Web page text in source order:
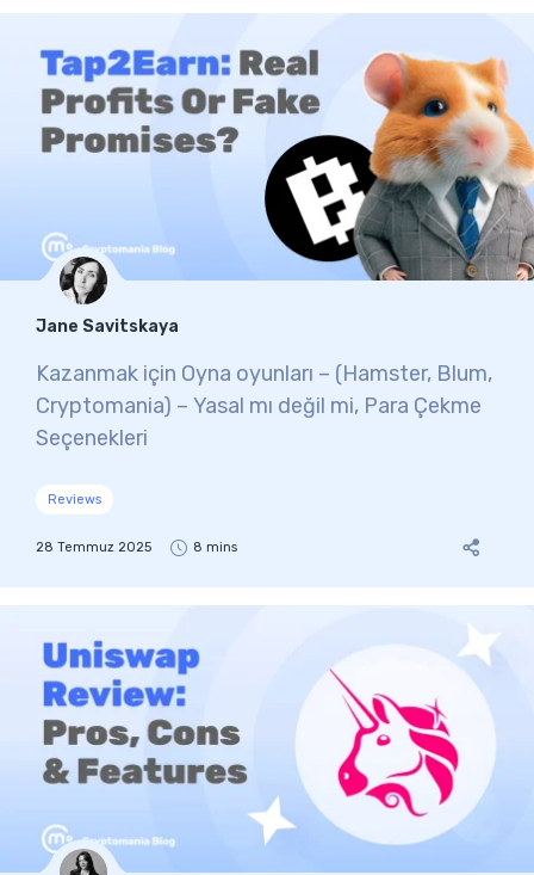
Jane Savitskaya
Kazanmak için Oyna oyunları – (Hamster, Blum,
Cryptomania) – Yasal mı değil mi, Para Çekme
Seçenekleri
Reviews
28 Temmuz 2025 8 mins